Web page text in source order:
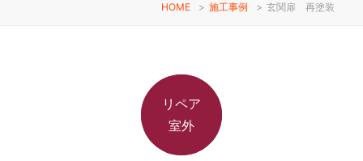
HOME > 施工事例 > 玄関扉 再塗装
リペア
室外